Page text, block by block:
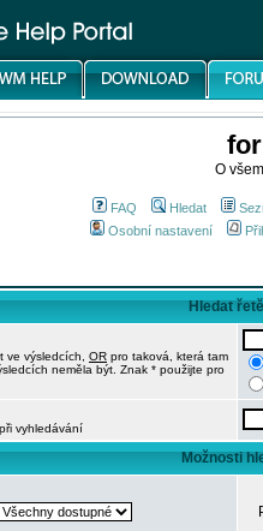
O
FAQ Hledat
Osobní nastavení
Hledat
ve výsledcích, OR pro taková, která tam
neměla být. Znak * použijte pro
vyhledávání
Možnosti